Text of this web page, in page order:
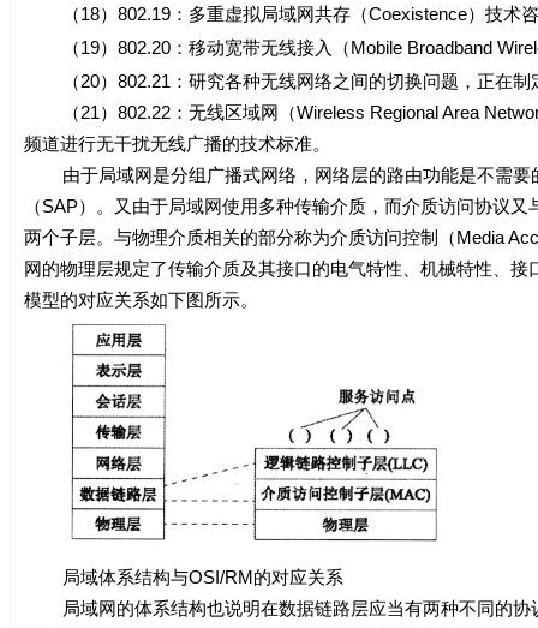
（18）802.19：多重虚拟局域网共存（Coexistence）技术
（19）802.20：移动宽带无线接入（Mobile Broadband
（20）802.21：研究各种无线网络之间的切换问题，正在制
（21）802.22：无线区域网（Wireless Regional Area
频道进行无干扰无线广播的技术标准。
由于局域网是分组广播式网络，网络层的路由功能是不需要
（SAP）。又由于局域网使用多种传输介质，而介质访问协议
两个子层。与物理介质相关的部分称为介质访问控制（Media
网的物理层规定了传输介质及其接口的电气特性、机械特性、
模型的对应关系如下图所示。
局域体系结构与OSI/RM的对应关系
局域网的体系结构也说明在数据链路层应当有两种不同的协